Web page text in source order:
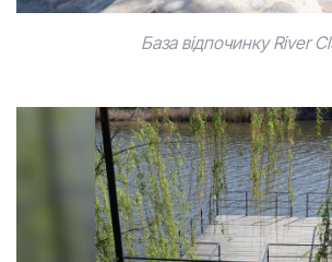
База відпочинку River